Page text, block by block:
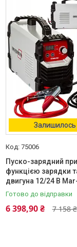
Залишилось
75006
Пуско-зарядний
функцією зарядки
двигуна 12/24 В
Готово до відправки
7 158 ₴
6 398,90 ₴